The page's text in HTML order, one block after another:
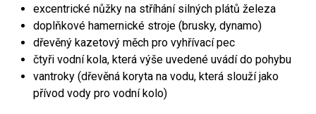
excentrické nůžky na stříhání silných plátů železa
doplňkové hamernické stroje (brusky, dynamo)
dřevěný kazetový měch pro vyhřívací pec
čtyři vodní kola, která výše uvedené uvádí do pohybu
vantroky (dřevěná koryta na vodu, která slouží jako
přívod vody pro vodní kolo)